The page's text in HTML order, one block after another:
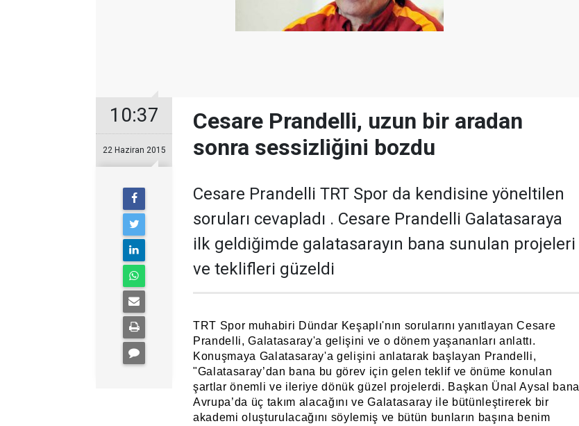
10:37
22 Haziran 2015
Cesare Prandelli, uzun bir aradan
sonra sessizliğini bozdu
Cesare Prandelli TRT Spor da kendisine yöneltilen
soruları cevapladı . Cesare Prandelli Galatasaraya
ilk geldiğimde galatasarayın bana sunulan projeleri
ve teklifleri güzeldi
TRT Spor muhabiri Dündar Keşaplı'nın sorularını yanıtlayan Cesare
Prandelli, Galatasaray'a gelişini ve o dönem yaşananları anlattı.
Konuşmaya Galatasaray'a gelişini anlatarak başlayan Prandelli,
"Galatasaray’dan bana bu görev için gelen teklif ve önüme konulan
şartlar önemli ve ileriye dönük güzel projelerdi. Başkan Ünal Aysal bana
Avrupa’da üç takım alacağını ve Galatasaray ile bütünleştirerek bir
akademi oluşturulacağını söylemiş ve bütün bunların başına benim